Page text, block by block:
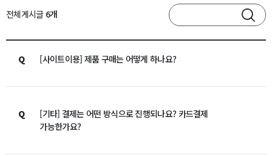
전체게시글 6개
Q [사이트이용] 제품 구매는 어떻게 하나요?
Q
[기타] 결제는 어떤 방식으로 진행되나요? 카드결제
가능한가요?